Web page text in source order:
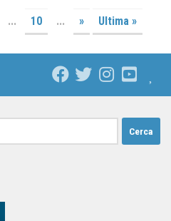
... 10 ... » Ultima »